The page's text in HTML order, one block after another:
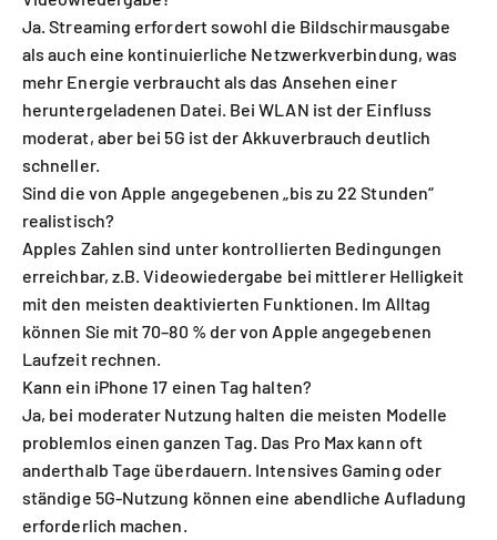
Ja. Streaming erfordert sowohl die Bildschirmausgabe
als auch eine kontinuierliche Netzwerkverbindung, was
mehr Energie verbraucht als das Ansehen einer
heruntergeladenen Datei. Bei WLAN ist der Einfluss
moderat, aber bei 5G ist der Akkuverbrauch deutlich
schneller.
Sind die von Apple angegebenen „bis zu 22 Stunden“
realistisch?
Apples Zahlen sind unter kontrollierten Bedingungen
erreichbar, z.B. Videowiedergabe bei mittlerer Helligkeit
mit den meisten deaktivierten Funktionen. Im Alltag
können Sie mit 70–80 % der von Apple angegebenen
Laufzeit rechnen.
Kann ein iPhone 17 einen Tag halten?
Ja, bei moderater Nutzung halten die meisten Modelle
problemlos einen ganzen Tag. Das Pro Max kann oft
anderthalb Tage überdauern. Intensives Gaming oder
ständige 5G-Nutzung können eine abendliche Aufladung
erforderlich machen.